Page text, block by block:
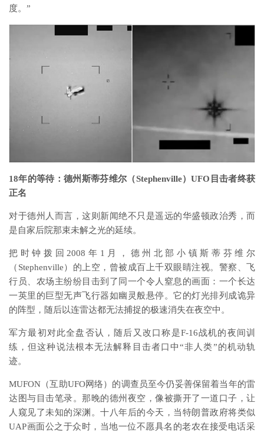
度。”
18年的等待：德州斯蒂芬维尔（Stephenville）UFO目击者终获
正名
对于德州人而言，这则新闻绝不只是遥远的华盛顿政治秀，而
是自家后院那束未解之光的延续。
把时钟拨回2008年1月，德州北部小镇斯蒂芬维尔
（Stephenville）的上空，曾被成百上千双眼睛注视。警察、飞
行员、农场主纷纷目击到了同一个令人窒息的画面：一个长达
一英里的巨型无声飞行器如幽灵般悬停。它的灯光排列成诡异
的阵型，随后以连雷达都无法捕捉的极速消失在夜空中。
军方最初对此全盘否认，随后又改口称是F-16战机的夜间训
练，但这种说法根本无法解释目击者口中“非人类”的机动轨
迹。
MUFON（互助UFO网络）的调查员至今仍妥善保留着当年的雷
达图与目击笔录。那晚的德州夜空，像被撕开了一道口子，让
人窥见了未知的深渊。十八年后的今天，当特朗普政府将类似
UAP画面公之于众时，当地一位不愿具名的老农在接受电话采